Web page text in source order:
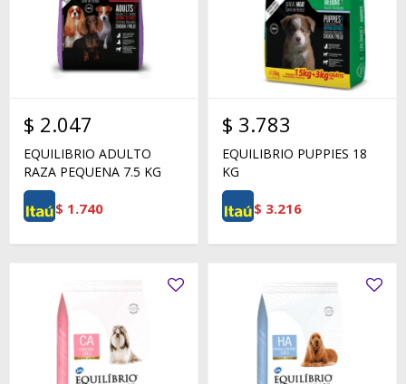
$ 2.047
EQUILIBRIO ADULTO
RAZA PEQUENA 7.5 KG
$ 1.740
$ 3.783
EQUILIBRIO PUPPIES 18
KG
$ 3.216